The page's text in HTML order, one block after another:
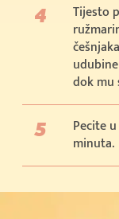
Tijesto
dok mu
Pecite
minuta.